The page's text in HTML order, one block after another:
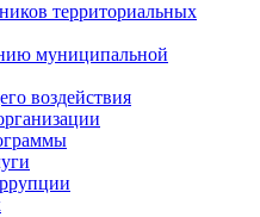
территориальных
муниципальной
воздействия